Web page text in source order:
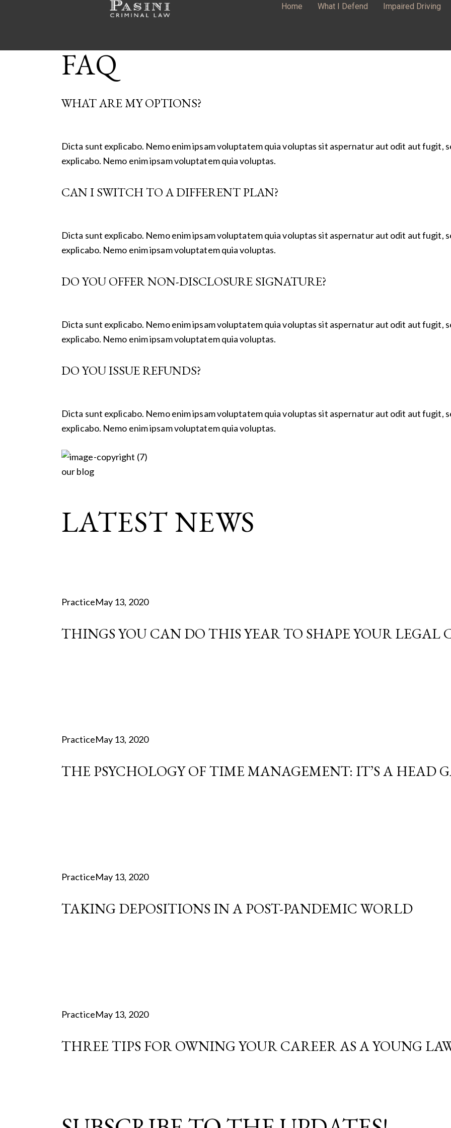
Home What I Defend Impaired Driving
FAQ
WHAT ARE MY OPTIONS?
Dicta sunt explicabo. Nemo enim ipsam voluptatem quia voluptas sit aspernatur aut odit aut fugit,
explicabo. Nemo enim ipsam voluptatem quia voluptas.
CAN I SWITCH TO A DIFFERENT PLAN?
Dicta sunt explicabo. Nemo enim ipsam voluptatem quia voluptas sit aspernatur aut odit aut fugit,
explicabo. Nemo enim ipsam voluptatem quia voluptas.
DO YOU OFFER NON-DISCLOSURE SIGNATURE?
Dicta sunt explicabo. Nemo enim ipsam voluptatem quia voluptas sit aspernatur aut odit aut fugit,
explicabo. Nemo enim ipsam voluptatem quia voluptas.
DO YOU ISSUE REFUNDS?
Dicta sunt explicabo. Nemo enim ipsam voluptatem quia voluptas sit aspernatur aut odit aut fugit,
explicabo. Nemo enim ipsam voluptatem quia voluptas.
our blog
LATEST NEWS
PracticeMay 13, 2020
THINGS YOU CAN DO THIS YEAR TO SHAPE YOUR LEGAL
PracticeMay 13, 2020
THE PSYCHOLOGY OF TIME MANAGEMENT: IT’S A HEAD
PracticeMay 13, 2020
TAKING DEPOSITIONS IN A POST-PANDEMIC WORLD
PracticeMay 13, 2020
THREE TIPS FOR OWNING YOUR CAREER AS A YOUNG